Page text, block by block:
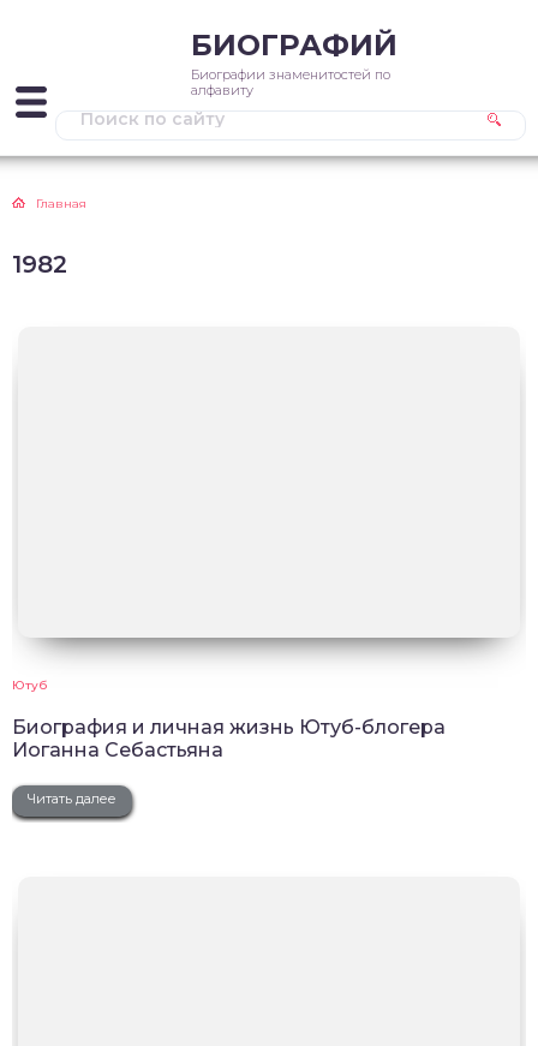
БИОГРАФИЙ
Биографии знаменитостей по
алфавиту
Главная
1982
Ютуб
Биография и личная жизнь Ютуб-блогера
Иоганна Себастьяна
Читать далее